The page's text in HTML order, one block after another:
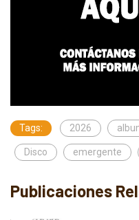
Tags: 2026
Disco emergente
Publicaciones